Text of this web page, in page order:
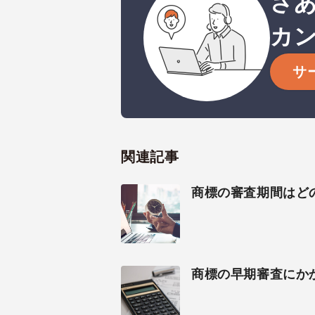
カ
サ
関連記事
商標の審査期間はど
商標の早期審査にか